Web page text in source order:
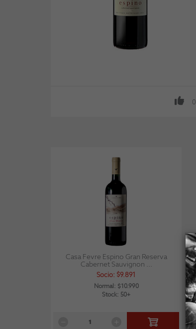
0
Casa Fevre Espino Gran Reserva
Cabernet Sauvignon ...
Socio: $9.891
Normal: $10.990
Stock: 50+